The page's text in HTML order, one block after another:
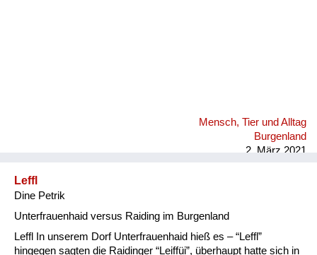
Mensch, Tier und Alltag
Burgenland
2. März 2021
Leffl
Dine Petrik
Unterfrauenhaid versus Raiding im Burgenland
Leffl In unserem Dorf Unterfrauenhaid hieß es – “Leffl”
hingegen sagten die Raidinger “Leiffüi”, überhaupt hatte sich in